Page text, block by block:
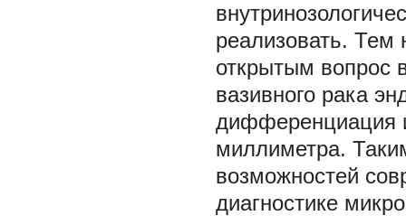
реализовать. Тем
открытым вопрос
вазивного рака
дифференциация
миллиметра.
возможностей
диагностике